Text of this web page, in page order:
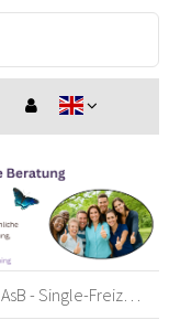
AsB - Single-Freizeit, Karlsbad